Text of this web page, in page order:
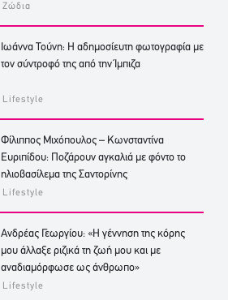
Ζώδια
Ιωάννα Τούνη: Η αδημοσίευτη φωτογραφία με
τον σύντροφό της από την Ίμπιζα
Lifestyle
Φίλιππος Μιχόπουλος – Κωνσταντίνα
Ευριπίδου: Ποζάρουν αγκαλιά με φόντο το
ηλιοβασίλεμα της Σαντορίνης
Lifestyle
Ανδρέας Γεωργίου: «Η γέννηση της κόρης
μου άλλαξε ριζικά τη ζωή μου και με
αναδιαμόρφωσε ως άνθρωπο»
Lifestyle